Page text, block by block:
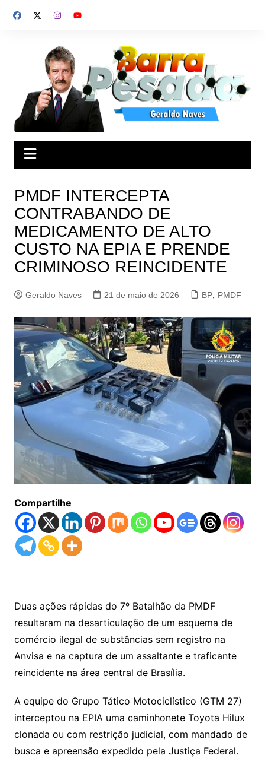
para
PMDF INTERCEPTA
CONTRABANDO DE
MEDICAMENTO DE ALTO
CUSTO NA EPIA E PRENDE
CRIMINOSO REINCIDENTE
Geraldo Naves 21 de maio de 2026 BP, PMDF
Compartilhe
Duas ações rápidas do 7º Batalhão da PMDF
resultaram na desarticulação de um esquema de
comércio ilegal de substâncias sem registro na
Anvisa e na captura de um assaltante e traficante
reincidente na área central de Brasília.
A equipe do Grupo Tático Motociclístico (GTM 27)
interceptou na EPIA uma caminhonete Toyota Hilux
clonada ou com restrição judicial, com mandado de
busca e apreensão expedido pela Justiça Federal.